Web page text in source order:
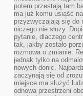
potem przestają tam
ma już komu usiąść
przyzwyczajają się do
niczego nie służy.
pytanie, dlaczego
tak, jakby zostało
rozmowa o zmianie.
jednak tylko na
nowych donic.
zaczynają się od
miejsce ma służyć
odnowa przestrzeni